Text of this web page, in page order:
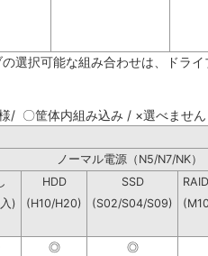
選択可能な組み合わせは、ドラ
/ 〇筐体内組み込み / ×選べません
ノーマル電源（N5/
HDD SSD
)
(H10/H20) (S02/S04/S09)
◎
◎